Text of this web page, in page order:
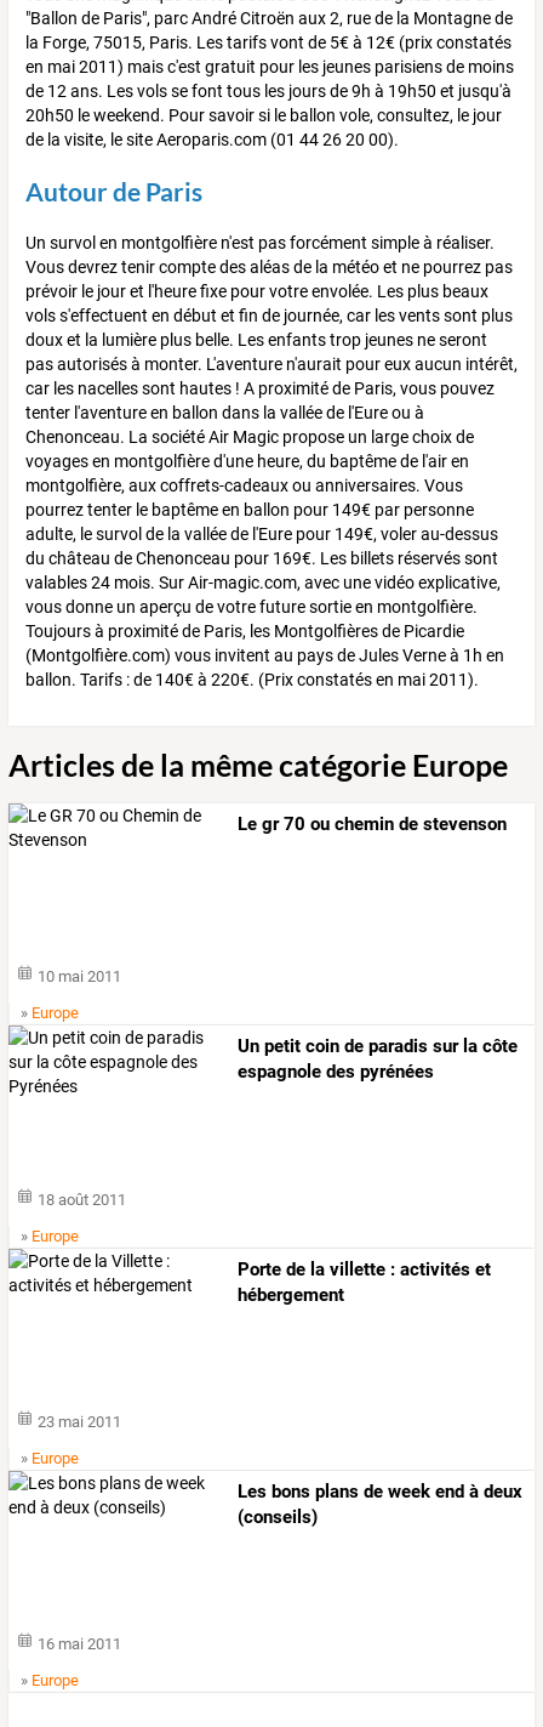
"Ballon de Paris", parc André Citroën aux 2, rue de la Montagne de
la Forge, 75015, Paris. Les tarifs vont de 5€ à 12€ (prix constatés
en mai 2011) mais c'est gratuit pour les jeunes parisiens de moins
de 12 ans. Les vols se font tous les jours de 9h à 19h50 et jusqu'à
20h50 le weekend. Pour savoir si le ballon vole, consultez, le jour
de la visite, le site Aeroparis.com (01 44 26 20 00).
Autour de Paris
Un survol en montgolfière n'est pas forcément simple à réaliser.
Vous devrez tenir compte des aléas de la météo et ne pourrez pas
prévoir le jour et l'heure fixe pour votre envolée. Les plus beaux
vols s'effectuent en début et fin de journée, car les vents sont plus
doux et la lumière plus belle. Les enfants trop jeunes ne seront
pas autorisés à monter. L'aventure n'aurait pour eux aucun intérêt,
car les nacelles sont hautes ! A proximité de Paris, vous pouvez
tenter l'aventure en ballon dans la vallée de l'Eure ou à
Chenonceau. La société Air Magic propose un large choix de
voyages en montgolfière d'une heure, du baptême de l'air en
montgolfière, aux coffrets-cadeaux ou anniversaires. Vous
pourrez tenter le baptême en ballon pour 149€ par personne
adulte, le survol de la vallée de l'Eure pour 149€, voler au-dessus
du château de Chenonceau pour 169€. Les billets réservés sont
valables 24 mois. Sur Air-magic.com, avec une vidéo explicative,
vous donne un aperçu de votre future sortie en montgolfière.
Toujours à proximité de Paris, les Montgolfières de Picardie
(Montgolfière.com) vous invitent au pays de Jules Verne à 1h en
ballon. Tarifs : de 140€ à 220€. (Prix constatés en mai 2011).
Articles de la même catégorie Europe
Le gr 70 ou chemin de stevenson
10 mai 2011
» Europe
Un petit coin de paradis sur la côte
espagnole des pyrénées
18 août 2011
» Europe
Porte de la villette : activités et
hébergement
23 mai 2011
» Europe
Les bons plans de week end à deux
(conseils)
16 mai 2011
» Europe